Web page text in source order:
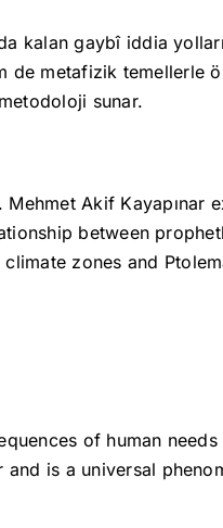
kalan gaybî iddia
de metafizik temellerle
sunar.
Akif Kayapınar
between
zones and
of human needs
is a universal